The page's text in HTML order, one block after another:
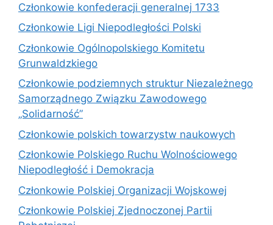
Członkowie konfederacji generalnej 1733
Członkowie Ligi Niepodległości Polski
Członkowie Ogólnopolskiego Komitetu
Grunwaldzkiego
Członkowie podziemnych struktur Niezależnego
Samorządnego Związku Zawodowego
„Solidarność”
Członkowie polskich towarzystw naukowych
Członkowie Polskiego Ruchu Wolnościowego
Niepodległość i Demokracja
Członkowie Polskiej Organizacji Wojskowej
Członkowie Polskiej Zjednoczonej Partii